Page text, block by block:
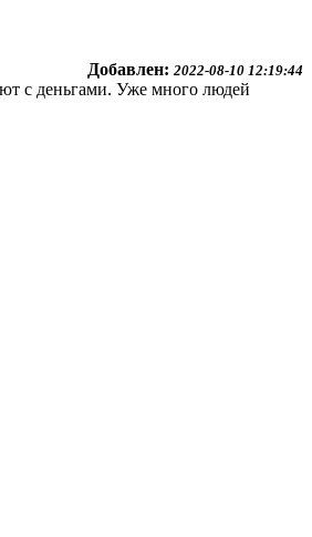
Добавлен: 2022-08-10 12:19:44
с деньгами. Уже много людей